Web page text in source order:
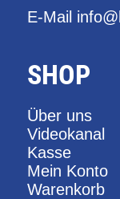
E-Mail
SHOP
Über uns
Videokanal
Kasse
Mein Konto
Warenkorb